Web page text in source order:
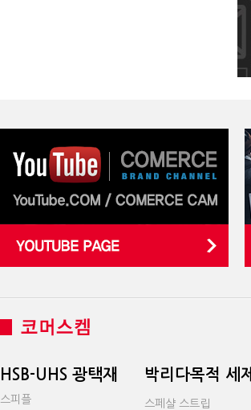
HSB-UHS 광택재
스피플
박리다목적 세제
스페샬 스트립